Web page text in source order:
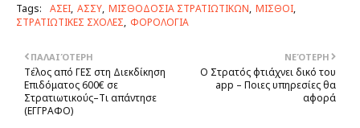
Tags: ΑΣΕΙ ΑΣΣΥ ΜΙΣΘΟΔΟΣΙΑ ΣΤΡΑΤΙΩΤΙΚΩΝ ΜΙΣΘΟΙ
ΣΤΡΑΤΙΩΤΙΚΕΣ ΣΧΟΛΕΣ ΦΟΡΟΛΟΓΙΑ
ΝΕΌΤΕΡΗ
Ο Στρατός φτιάχνει δικό του
app – Ποιες υπηρεσίες θα
αφορά
ΠΑΛΑΙΌΤΕΡΗ
Tέλος από ΓEΣ στη Διεκδίκηση
Eπιδόματος 600€ σε
Στρατιωτικούς–Tι απάντησε
(EΓΓΡAΦO)